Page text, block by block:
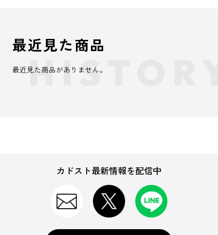
最近見た商品
最近見た商品がありません。
カドスト最新情報を配信中